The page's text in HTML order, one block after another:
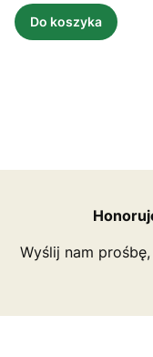
Do koszyka
Wyślij nam